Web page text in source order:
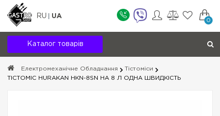
RU UA
0
Каталог товарів
Електромеханічне Обладнання
Тістоміси
ТІСТОМІС HURAKAN HKN-8SN НА 8 Л ОДНА ШВИДКІСТЬ